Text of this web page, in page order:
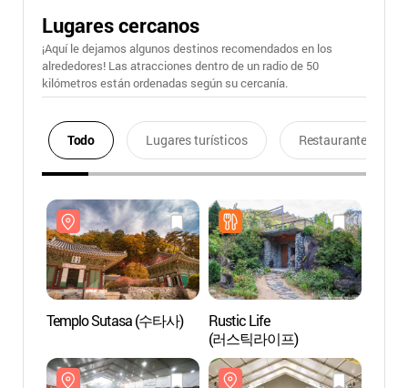
Lugares cercanos
¡Aquí le dejamos algunos destinos recomendados en los
alrededores! Las atracciones dentro de un radio de 50
kilómetros están ordenadas según su cercanía.
Todo Lugares turísticos Restaurantes
Templo Sutasa (수타사)
Rustic Life
(러스틱라이프)